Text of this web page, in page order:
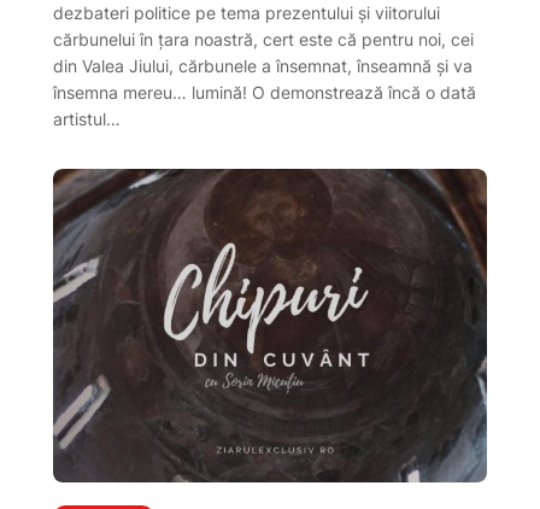
dezbateri politice pe tema prezentului și viitorului
cărbunelui în țara noastră, cert este că pentru noi, cei
din Valea Jiului, cărbunele a însemnat, înseamnă și va
însemna mereu… lumină! O demonstrează încă o dată
artistul…